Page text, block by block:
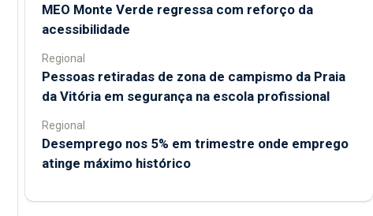
MEO Monte Verde regressa com reforço da
acessibilidade
Regional
Pessoas retiradas de zona de campismo da Praia
da Vitória em segurança na escola profissional
Regional
Desemprego nos 5% em trimestre onde emprego
atinge máximo histórico